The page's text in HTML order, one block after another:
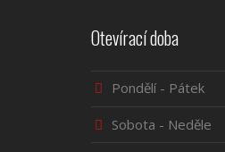
Otevírací doba
Pondělí - Pátek
Sobota - Neděle